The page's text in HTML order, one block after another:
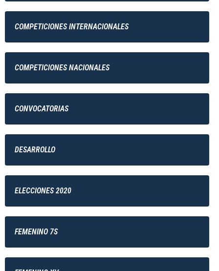
COMPETICIONES INTERNACIONALES
COMPETICIONES NACIONALES
CONVOCATORIAS
DESARROLLO
ELECCIONES 2020
FEMENINO 7S